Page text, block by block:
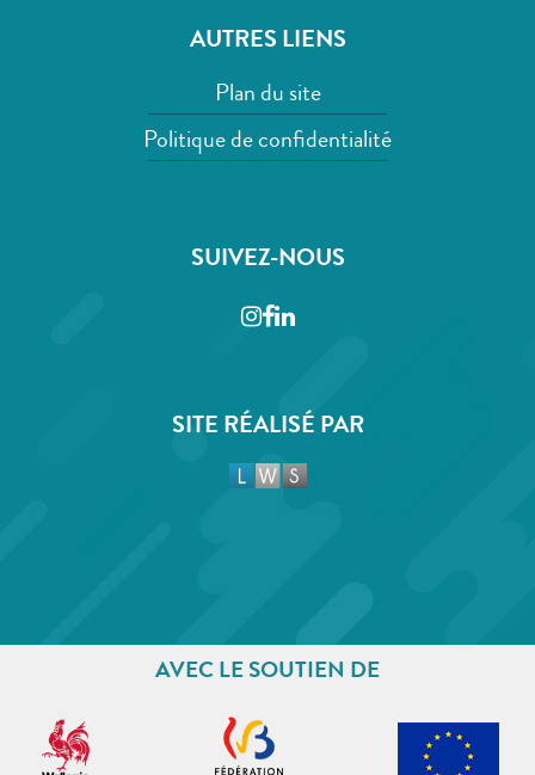
AUTRES LIENS
Plan du site
Politique de confidentialité
SUIVEZ-NOUS
Instagram
Facebook
LinkedIn
SITE RÉALISÉ PAR
AVEC LE SOUTIEN DE